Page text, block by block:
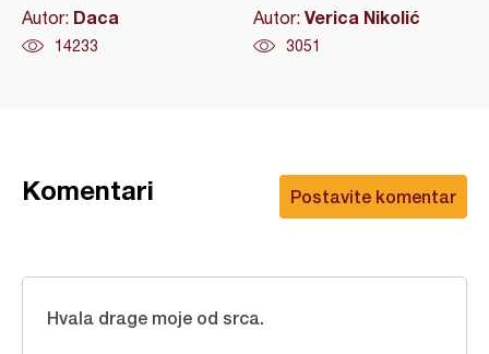
Autor: Daca
14233
Autor: Verica Nikolić
3051
Postavite komentar
Komentari
Hvala drage moje od srca.